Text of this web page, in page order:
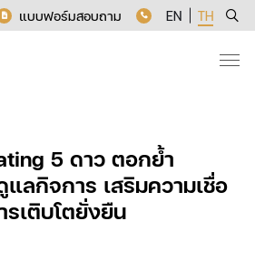
แบบฟอร์มสอบถาม EN TH
5 ดาว ตอกย้ำ
ลกิจการ เสริมความเชื่อ
เติบโตยั่งยืน